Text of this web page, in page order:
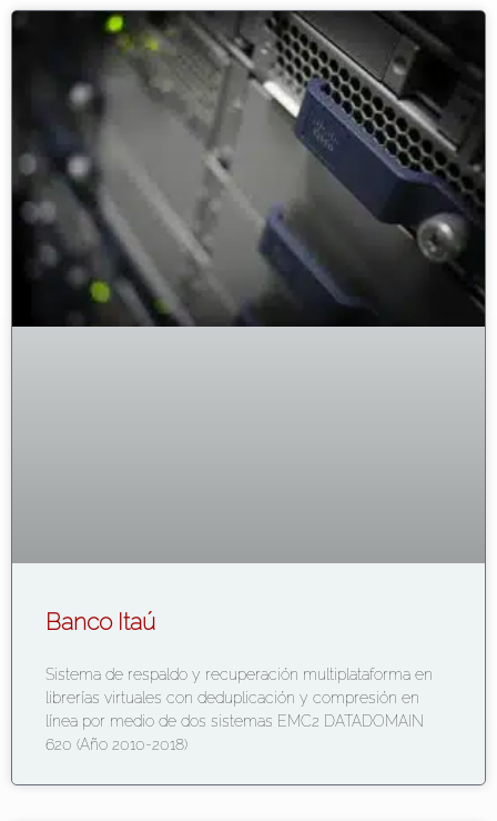
Banco Itaú
Sistema de respaldo y recuperación multiplataforma en
librerías virtuales con deduplicación y compresión en
línea por medio de dos sistemas EMC2 DATADOMAIN
620 (Año 2010-2018)